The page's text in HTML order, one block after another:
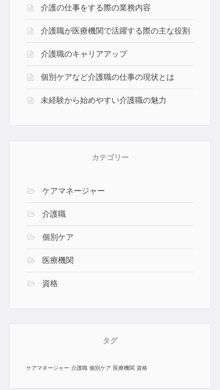
介護の仕事をする際の業務内容
介護職が医療機関で活躍する際の主な役割
介護職のキャリアアップ
個別ケアなど介護職の仕事の現状とは
未経験から始めやすい介護職の魅力
カテゴリー
ケアマネージャー
介護職
個別ケア
医療機関
資格
タグ
ケアマネージャー 介護職 個別ケア 医療機関 資格